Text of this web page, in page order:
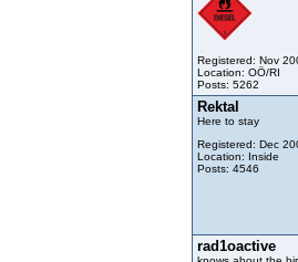
Registered: Nov
Location: OÖ/RI
Posts: 5262
Rektal
Here to stay
Registered: Dec
Location: Inside
Posts: 4546
rad1oactive